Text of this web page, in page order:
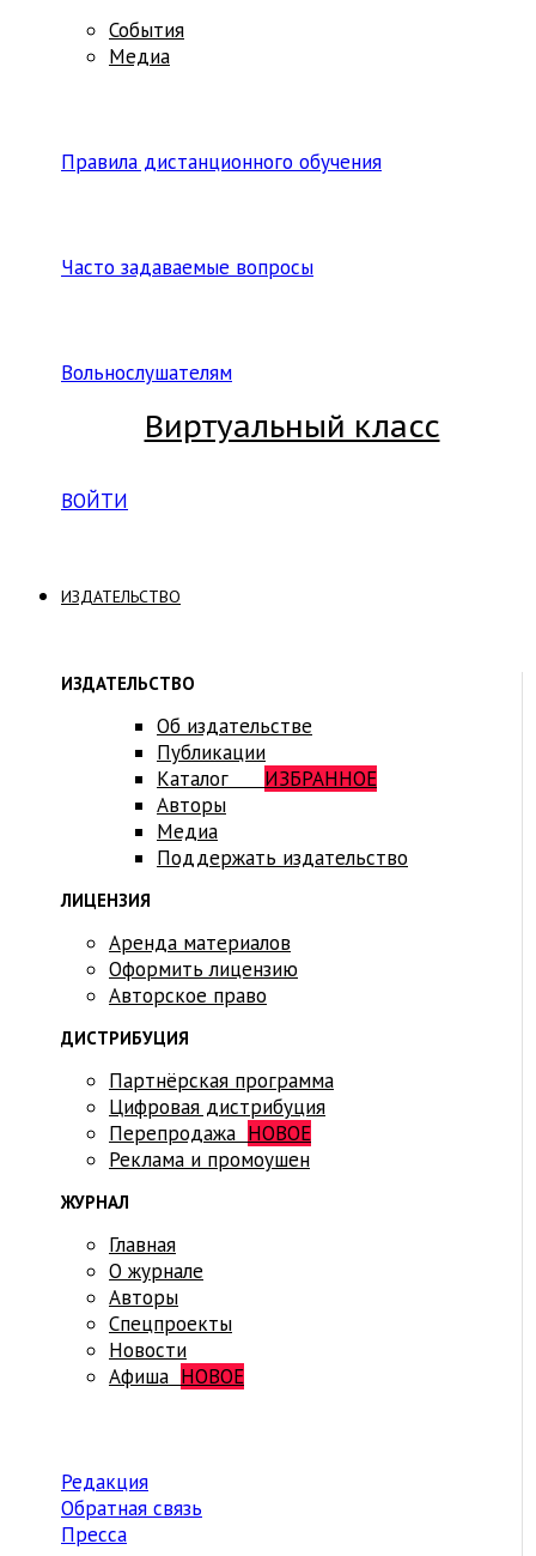
События
Медиа
Правила дистанционного обучения
Часто задаваемые вопросы
Вольнослушателям
Виртуальный класс
ВОЙТИ
ИЗДАТЕЛЬСТВО
ИЗДАТЕЛЬСТВО
Об издательстве
Публикации
Каталог ИЗБРАННОЕ
Авторы
Медиа
Поддержать издательство
ЛИЦЕНЗИЯ
Аренда материалов
Оформить лицензию
Авторское право
ДИСТРИБУЦИЯ
Партнёрская программа
Цифровая дистрибуция
Перепродажа НОВОЕ
Реклама и промоушен
ЖУРНАЛ
Главная
О журнале
Авторы
Спецпроекты
Новости
Афиша НОВОЕ
Редакция
Обратная связь
Пресса